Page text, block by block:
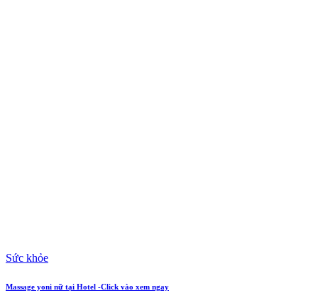
Sức khỏe
Massage yoni nữ tại Hotel -Click vào xem ngay